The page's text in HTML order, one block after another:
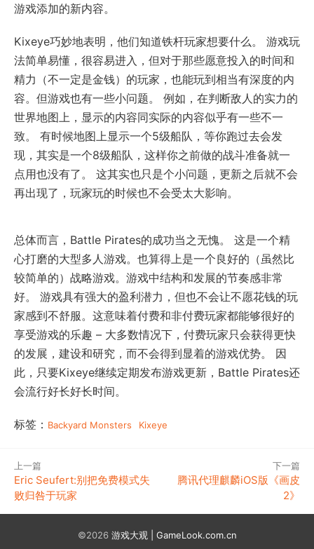
游戏添加的新内容。
Kixeye巧妙地表明，他们知道铁杆玩家想要什么。 游戏玩
法简单易懂，很容易进入，但对于那些愿意投入的时间和
精力（不一定是金钱）的玩家，也能玩到相当有深度的内
容。但游戏也有一些小问题。 例如，在判断敌人的实力的
世界地图上，显示的内容同实际的内容似乎有一些不一
致。 有时候地图上显示一个5级船队，等你跑过去会发
现，其实是一个8级船队，这样你之前做的战斗准备就一
点用也没有了。 这其实也只是个小问题，更新之后就不会
再出现了，玩家玩的时候也不会受太大影响。
总体而言，Battle Pirates的成功当之无愧。 这是一个精
心打磨的大型多人游戏。也算得上是一个良好的（虽然比
较简单的）战略游戏。游戏中结构和发展的节奏感非常
好。 游戏具有强大的盈利潜力，但也不会让不愿花钱的玩
家感到不舒服。这意味着付费和非付费玩家都能够很好的
享受游戏的乐趣 – 大多数情况下，付费玩家只会获得更快
的发展，建设和研究，而不会得到显着的游戏优势。 因
此，只要Kixeye继续定期发布游戏更新，Battle Pirates还
会流行好长好长时间。
标签： Backyard Monsters Kixeye
上一篇
Eric Seufert:别把免费模式失
败归咎于玩家
下一篇
腾讯代理麒麟iOS版《画皮
2》
©2026 游戏大观 | GameLook.com.cn